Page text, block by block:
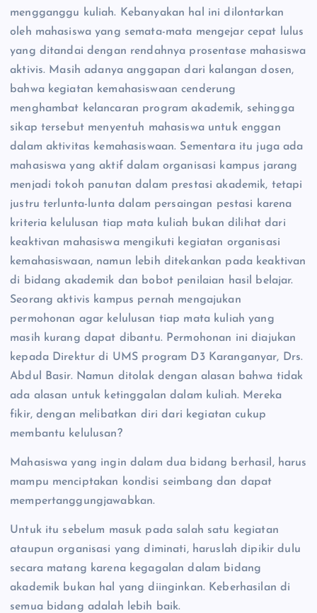
mengganggu kuliah. Kebanyakan hal ini dilontarkan
oleh mahasiswa yang semata-mata mengejar cepat lulus
yang ditandai dengan rendahnya prosentase mahasiswa
aktivis. Masih adanya anggapan dari kalangan dosen,
bahwa kegiatan kemahasiswaan cenderung
menghambat kelancaran program akademik, sehingga
sikap tersebut menyentuh mahasiswa untuk enggan
dalam aktivitas kemahasiswaan. Sementara itu juga ada
mahasiswa yang aktif dalam organisasi kampus jarang
menjadi tokoh panutan dalam prestasi akademik, tetapi
justru terlunta-lunta dalam persaingan pestasi karena
kriteria kelulusan tiap mata kuliah bukan dilihat dari
keaktivan mahasiswa mengikuti kegiatan organisasi
kemahasiswaan, namun lebih ditekankan pada keaktivan
di bidang akademik dan bobot penilaian hasil belajar.
Seorang aktivis kampus pernah mengajukan
permohonan agar kelulusan tiap mata kuliah yang
masih kurang dapat dibantu. Permohonan ini diajukan
kepada Direktur di UMS program D3 Karanganyar, Drs.
Abdul Basir. Namun ditolak dengan alasan bahwa tidak
ada alasan untuk ketinggalan dalam kuliah. Mereka
fikir, dengan melibatkan diri dari kegiatan cukup
membantu kelulusan?
Mahasiswa yang ingin dalam dua bidang berhasil, harus
mampu menciptakan kondisi seimbang dan dapat
mempertanggungjawabkan.
Untuk itu sebelum masuk pada salah satu kegiatan
ataupun organisasi yang diminati, haruslah dipikir dulu
secara matang karena kegagalan dalam bidang
akademik bukan hal yang diinginkan. Keberhasilan di
semua bidang adalah lebih baik.